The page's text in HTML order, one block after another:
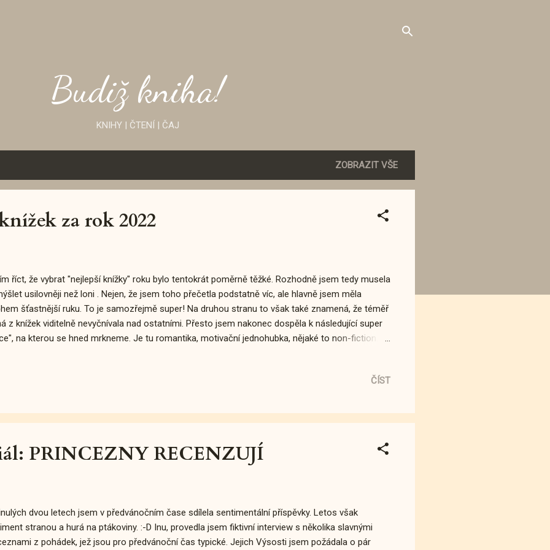
Budiž kniha!
KNIHY | ČTENÍ | ČAJ
ZOBRAZIT VŠE
za rok 2022
říct, že vybrat "nejlepší knížky" roku bylo tentokrát poměrně těžké. Rozhodně jsem tedy musela
usilovněji než loni . Nejen, že jsem toho přečetla podstatně víc, ale hlavně jsem měla
šťastnější ruku. To je samozřejmě super! Na druhou stranu to však také znamená, že téměř
z knížek viditelně nevyčnívala nad ostatními. Přesto jsem nakonec dospěla k následující super
na kterou se hned mrkneme. Je tu romantika, motivační jednohubka, nějaké to non-fiction...
se neodchýlila od onoho všeobecného nadšení. Jedním slovem –⁠ pecka. Jsou to perfektně
...
ČÍST
PRINCEZNY RECENZUJÍ
dvou letech jsem v předvánočním čase sdílela sentimentální příspěvky. Letos však
stranou a hurá na ptákoviny. :-D Inu, provedla jsem fiktivní interview s několika slavnými
z pohádek, jež jsou pro předvánoční čas typické. Jejich Výsosti jsem požádala o pár